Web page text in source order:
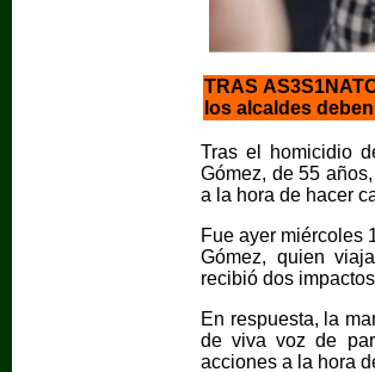
TRAS
los alcaldes
Tras el homicidio
Gómez, de 55
a la hora de hacer
Fue ayer miércoles
Gómez, quien
recibió dos
En respuesta, la
de viva voz de
acciones a la hora